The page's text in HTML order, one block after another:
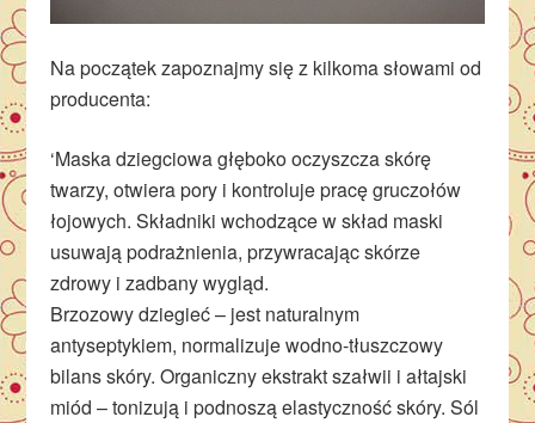
Na początek zapoznajmy się z kilkoma słowami od
producenta:
‘Maska dziegciowa głęboko oczyszcza skórę
twarzy, otwiera pory i kontroluje pracę gruczołów
łojowych. Składniki wchodzące w skład maski
usuwają podrażnienia, przywracając skórze
zdrowy i zadbany wygląd.
Brzozowy dziegieć – jest naturalnym
antyseptykiem, normalizuje wodno-tłuszczowy
bilans skóry. Organiczny ekstrakt szałwii i ałtajski
miód – tonizują i podnoszą elastyczność skóry. Sól